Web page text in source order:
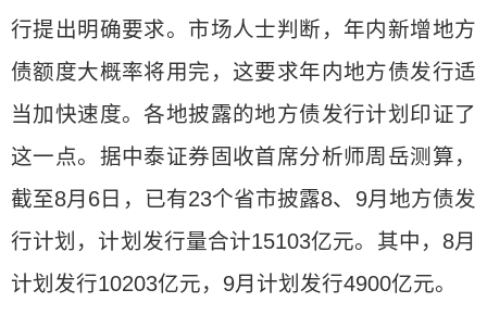
行提出明确要求。市场人士判断，年内新增地方
债额度大概率将用完，这要求年内地方债发行适
当加快速度。各地披露的地方债发行计划印证了
这一点。据中泰证券固收首席分析师周岳测算，
截至8月6日，已有23个省市披露8、9月地方债发
行计划，计划发行量合计15103亿元。其中，8月
计划发行10203亿元，9月计划发行4900亿元。